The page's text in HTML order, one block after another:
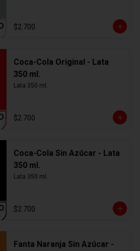
$2.700
Coca-Cola Original - Lata
350 ml.
Lata 350 ml.
$2.700
Coca-Cola Sin Azúcar - Lata
350 ml.
Lata 350 ml.
$2.700
Fanta Naranja Sin Azúcar -